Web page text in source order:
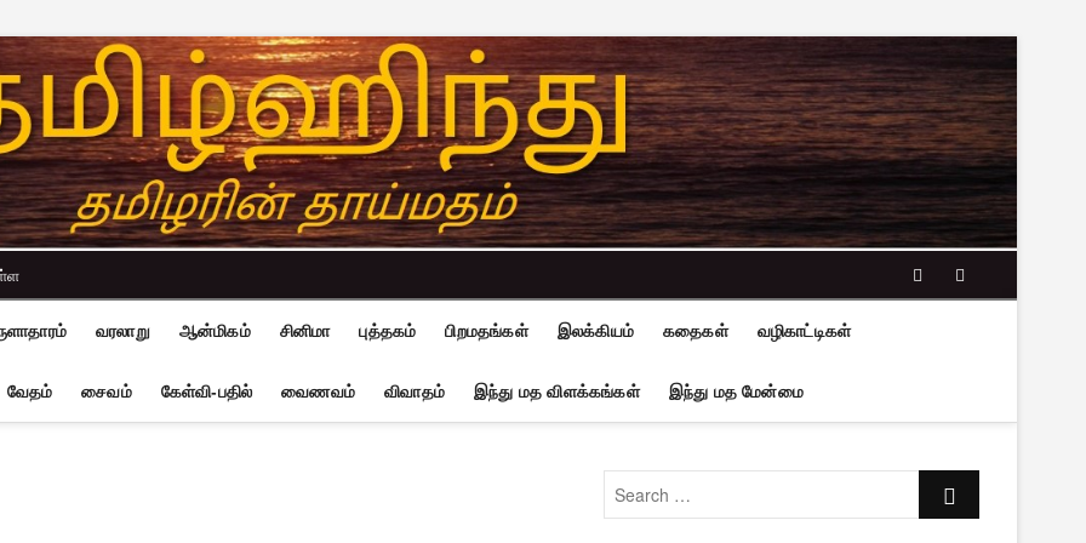
facebooktwitter
வரலாறு ஆன்மிகம் சினிமா புத்தகம் பிறமதங்கள் இலக்கியம் கதைகள் வழிகாட்டிகள்
வேதம் சைவம் கேள்வி-பதில் வைணவம் விவாதம் இந்து மத விளக்கங்கள் இந்து மத மேன்மை